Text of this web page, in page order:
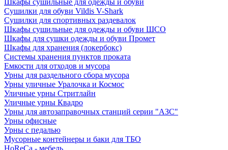
Шкафы сушильные для одежды и обуви
Сушилки для обуви Vildis V-Shark
Сушилки для спортивных раздевалок
Шкафы сушильные для одежды и обуви ШСО
Шкафы для сушки одежды и обуви Промет
Шкафы для хранения (локербокс)
Системы хранения пунктов проката
Емкости для отходов и мусора
Урны для раздельного сбора мусора
Урны уличные Уралочка и Космос
Уличные урны Стритлайн
Уличные урны Квадро
Урны для автозаправочных станций серии "АЗС"
Урны офисные
Урны с педалью
Мусорные контейнеры и баки для ТБО
HoReCa - мебель